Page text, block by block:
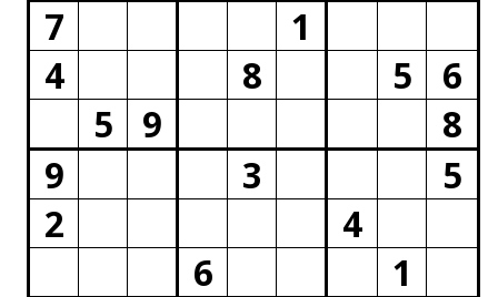
7
1
4
8 5
6
5
9
8
9
3
5
2
4
6
1